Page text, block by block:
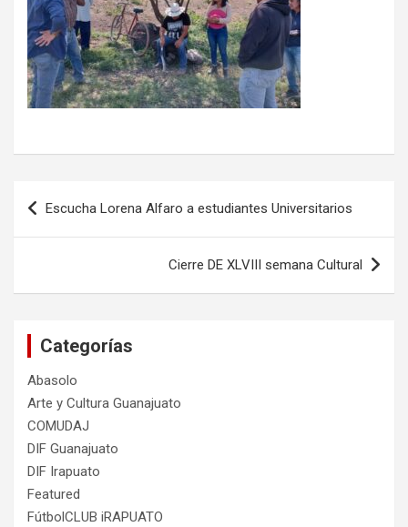
Navegación
de
Escucha Lorena Alfaro a estudiantes Universitarios
Cierre DE XLVIII semana Cultural
Categorías
Abasolo
Arte y Cultura Guanajuato
COMUDAJ
DIF Guanajuato
DIF Irapuato
Featured
FútbolCLUB iRAPUATO